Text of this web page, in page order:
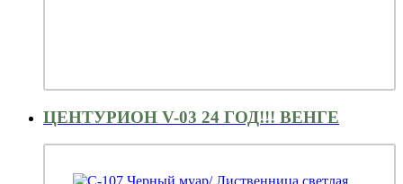
ЦЕНТУРИОН V-03 24 ГОД!!! ВЕНГЕ